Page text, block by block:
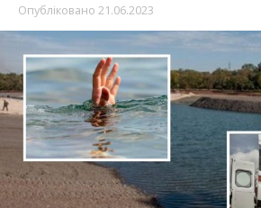
Опубліковано 21.06.2023